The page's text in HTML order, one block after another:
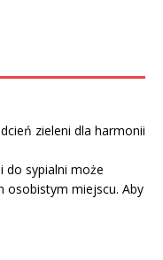
zieleni dla harmonii
do sypialni może
osobistym miejscu. Aby